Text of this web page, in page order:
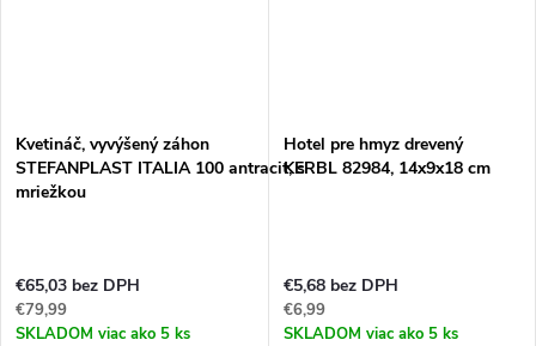
Kvetináč, vyvýšený záhon
STEFANPLAST ITALIA 100 antracit, s
mriežkou
€65,03 bez DPH
€79,99
SKLADOM viac ako 5 ks
Hotel pre hmyz drevený
KERBL 82984, 14x9x18 cm
€5,68 bez DPH
€6,99
SKLADOM viac ako 5 ks